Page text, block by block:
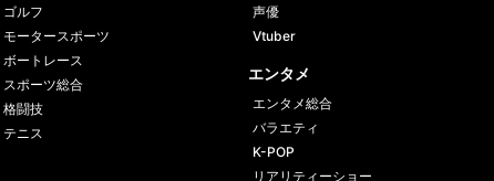
ゴルフ
モータースポーツ
ボートレース
スポーツ総合
格闘技
テニス
声優
Vtuber
エンタメ
エンタメ総合
バラエティ
K-POP
リアリティーショー